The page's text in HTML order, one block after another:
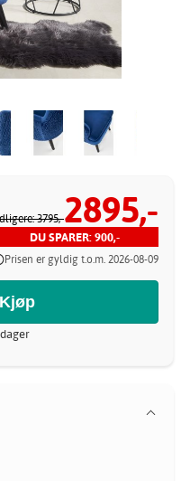
3795,-2895,-
DU SPARER: 900,-
Prisen er gyldig t.o.m. 2026-08-09